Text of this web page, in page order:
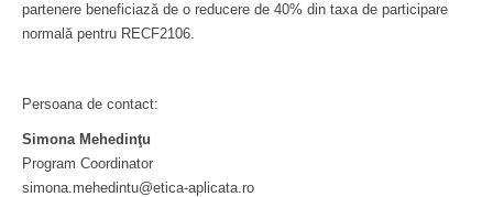
partenere beneficiază de o reducere de 40% din taxa de participare
normală pentru RECF2106.
Persoana de contact:
Simona Mehedinţu
Program Coordinator
simona.mehedintu@etica-aplicata.ro